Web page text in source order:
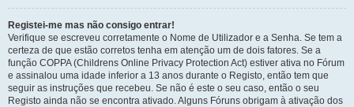
Registei-me mas não consigo entrar!
Verifique se escreveu corretamente o Nome de Utilizador e a Senha. Se tem a
certeza de que estão corretos tenha em atenção um de dois fatores. Se a
função COPPA (Childrens Online Privacy Protection Act) estiver ativa no Fórum
e assinalou uma idade inferior a 13 anos durante o Registo, então tem que
seguir as instruções que recebeu. Se não é este o seu caso, então o seu
Registo ainda não se encontra ativado. Alguns Fóruns obrigam à ativação dos